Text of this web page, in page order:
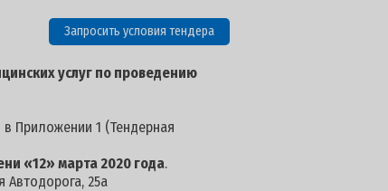
Запросить условия тендера
услуг по проведению
Приложении 1 (Тендерная
«12» марта 2020 года.
Автодорога, 25а